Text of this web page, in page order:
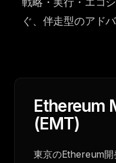
ぐ、伴走型のアド
Ethereum
(EMT)
東京のEthereum開